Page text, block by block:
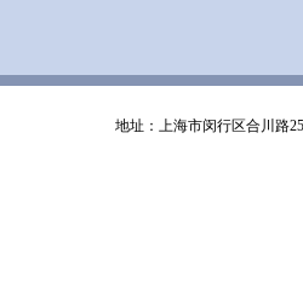
地址：上海市闵行区合川路